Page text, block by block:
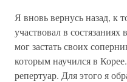
Я вновь вернусь назад, к
участвовал в
мог застать своих
которым научился в
репертуар. Для этого я